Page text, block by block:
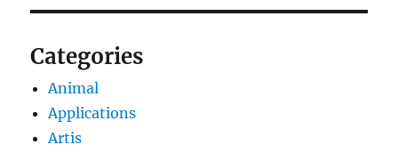
Categories
Animal
Applications
Artis